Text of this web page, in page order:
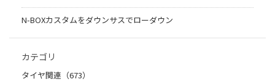
N-BOXカスタムをダウンサスでローダウン
カテゴリ
タイヤ関連（673）